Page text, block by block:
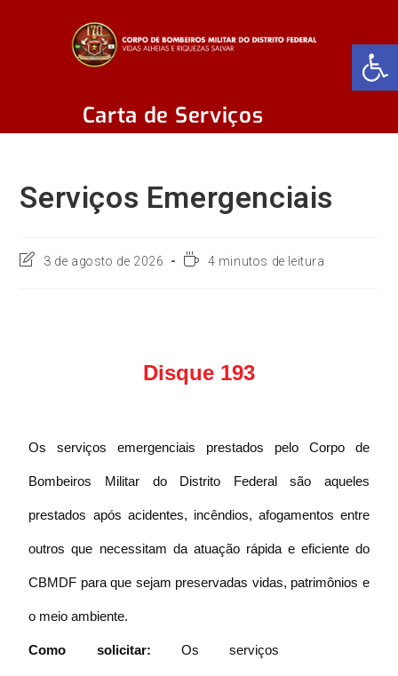
Carta de Serviços
Serviços Emergenciais
3 de agosto de 2026 4 minutos de leitura
Disque 193
Os serviços emergenciais prestados pelo Corpo de
Bombeiros Militar do Distrito Federal são aqueles
prestados após acidentes, incêndios, afogamentos entre
outros que necessitam da atuação rápida e eficiente do
CBMDF para que sejam preservadas vidas, patrimônios e
o meio ambiente.
Como solicitar: Os serviços